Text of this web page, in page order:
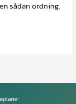
sådan ordning.